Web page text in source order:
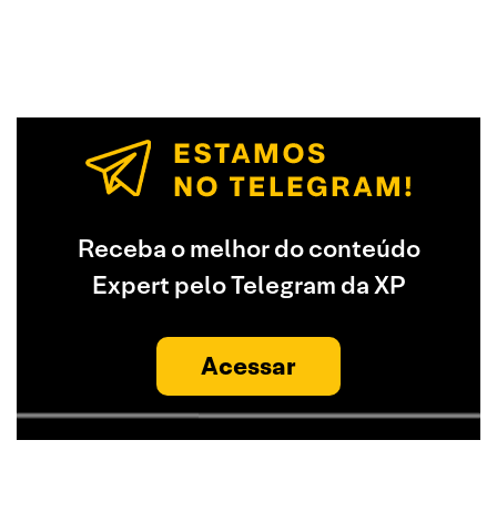
Receba o melhor do conteúdo
Expert pelo Telegram da XP
Acessar